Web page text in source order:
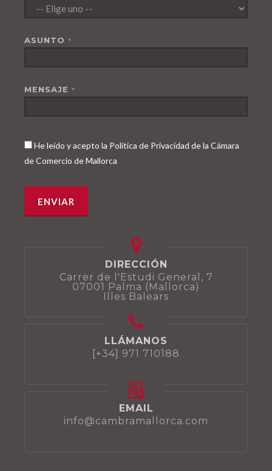
ASUNTO *
MENSAJE *
He leído y acepto la Política de Privacidad de la Cámara
de Comercio de Mallorca
DIRECCIÓN
Carrer de l'Estudi General, 7
07001 Palma (Mallorca)
Illes Balears
LLÁMANOS
[+34] 971 710188
EMAIL
info@cambramallorca.com